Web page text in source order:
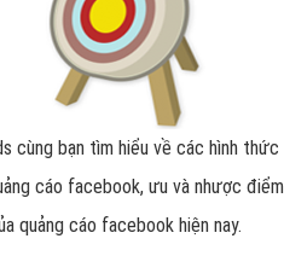
cùng bạn tìm hiểu về các hình thức
cáo facebook, ưu và nhược điểm
quảng cáo facebook hiện nay.